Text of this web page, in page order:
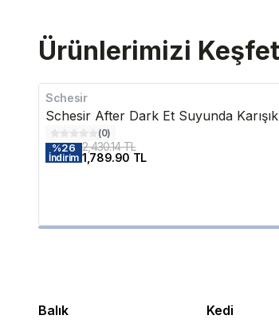
Ürünlerimizi
Schesir
Schesir After Dark Et Suyunda
(0)
%26
İndirim
2,430.14 TL
1,789.90 TL
Balık Kedi